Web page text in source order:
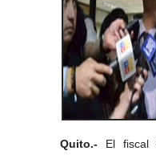
Quito.-
El fiscal